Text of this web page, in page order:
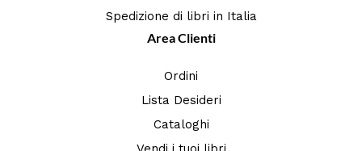
Spedizione di libri in Italia
Area Clienti
Ordini
Lista Desideri
Cataloghi